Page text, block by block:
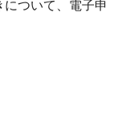
ついて、電子申